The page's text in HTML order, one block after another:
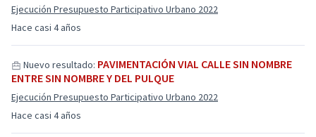
Hace casi 4 años
Ejecución Presupuesto Participativo Urbano 2022
Hace casi 4 años
Nuevo resultado: PAVIMENTACIÓN VIAL CALLE SIN NOMBRE
ENTRE SIN NOMBRE Y DEL PULQUE
Ejecución Presupuesto Participativo Urbano 2022